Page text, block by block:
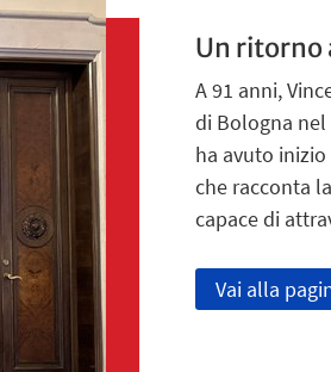
Un ritorno
A 91 anni,
di Bologna
ha avuto
che racconta
capace di
Vai alla